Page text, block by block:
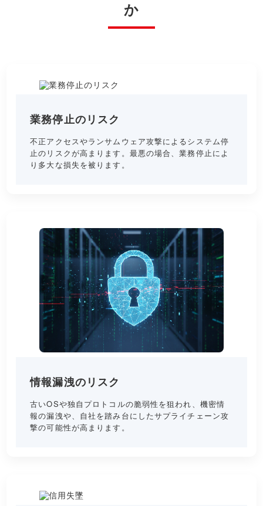
か
業務停止のリスク
不正アクセスやランサムウェア攻撃によるシステム停
止のリスクが高まります。最悪の場合、業務停止によ
り多大な損失を被ります。
情報漏洩のリスク
古いOSや独自プロトコルの脆弱性を狙われ、機密情
報の漏洩や、自社を踏み台にしたサプライチェーン攻
撃の可能性が高まります。